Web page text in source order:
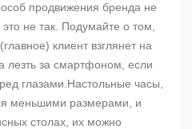
продвижения бренда не
не так. Подумайте о том,
клиент взглянет на
лезть за смартфоном, если
глазами.Настольные часы,
меньшими размерами, и
столах, их можно